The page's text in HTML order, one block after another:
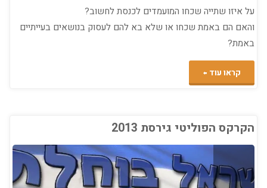
על איזו שתייה שכחו המועמדים לכנסת לחשוב?
והאם הם באמת שכחו או שלא בא להם לעסוק בנושאים בעייתיים
באמת?
קראו עוד
לראשות
הממשלה
–
הקרקס הפוליטי גירסת 2013